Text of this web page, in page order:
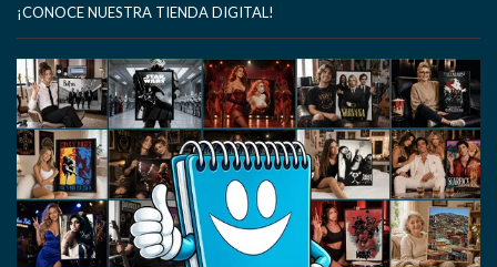
¡CONOCE NUESTRA TIENDA DIGITAL!